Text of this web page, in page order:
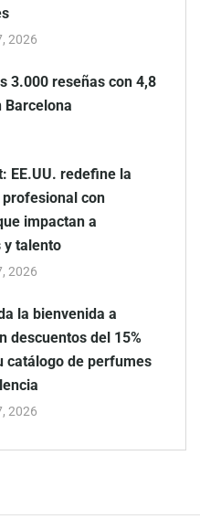
2026
3.000 reseñas con 4,8
Barcelona
EE.UU. redefine la
con
impactan a
y talento
2026
la bienvenida a
descuentos del 15%
catálogo de perfumes
2026